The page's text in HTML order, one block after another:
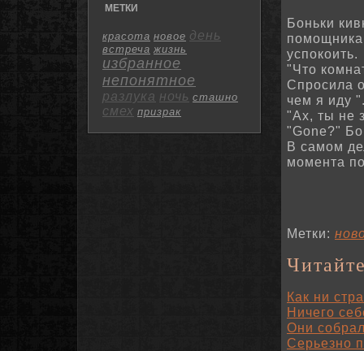
МЕТКИ
красота новое день
встреча жизнь
избранное
непонятное
разлука ночь сташно
смех призрак
Боньки
успокоить.
"Что
Спросила
чем я иду
"Ах, ты не
"Gone?"
В самом
момента
Метки:
Как ни
Ничего
Они
Серьезно